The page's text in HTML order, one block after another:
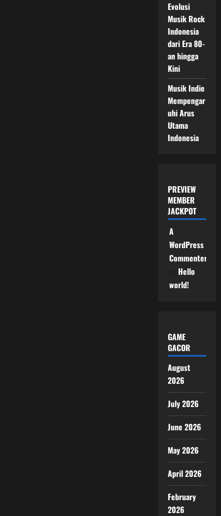
Evolusi
Musik Rock
Indonesia
dari Era 80-
an hingga
Kini
Musik Indie
Mempengar
uhi Arus
Utama
Indonesia
PREVIEW
MEMBER
JACKPOT
A
WordPress
Commenter
Hello
world!
GAME
GACOR
August
2026
July 2026
June 2026
May 2026
April 2026
February
2026